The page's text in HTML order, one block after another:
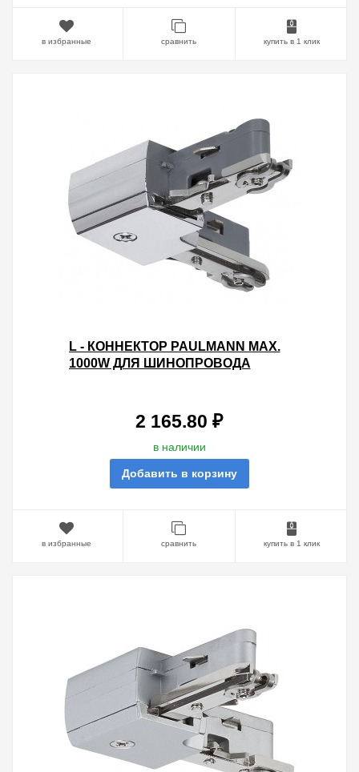
в избранные сравнить купить в 1 клик
L - КОННЕКТОР PAULMANN MAX.
1000W ДЛЯ ШИНОПРОВОДА
2 165.80 ₽
в наличии
Добавить в корзину
в избранные сравнить купить в 1 клик